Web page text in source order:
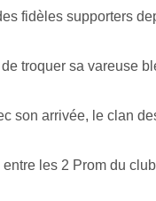
fidèles supporters
troquer sa vareuse
son arrivée, le clan
les 2 Prom du